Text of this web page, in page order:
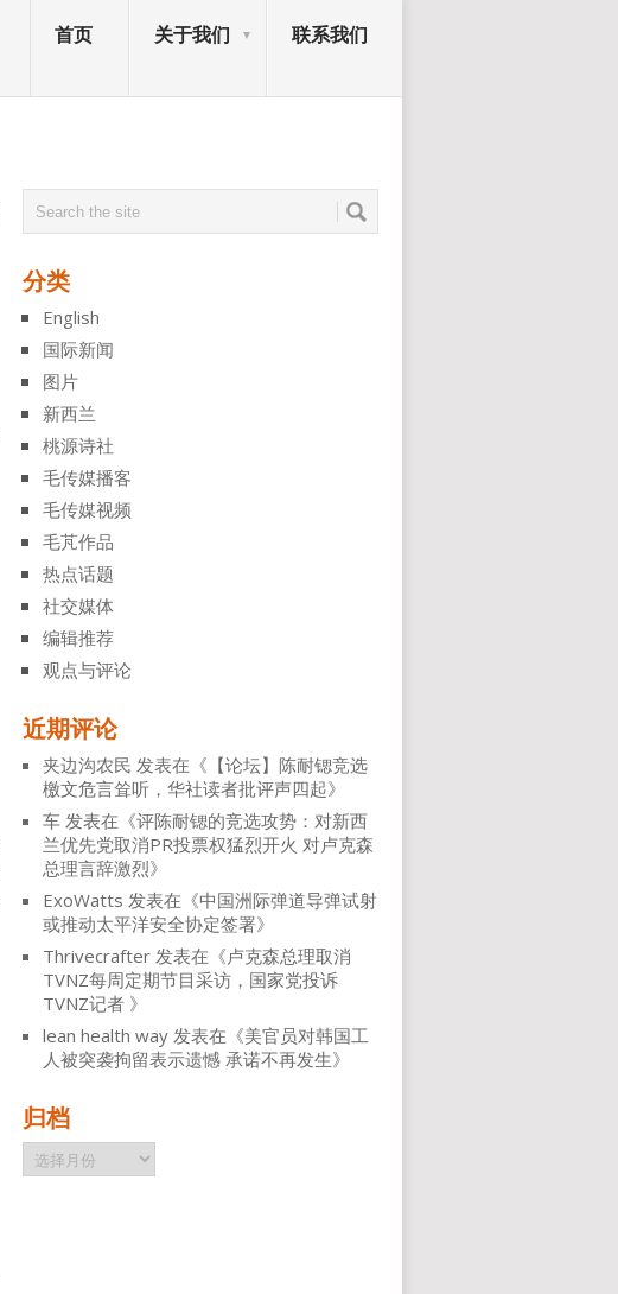
首页 关于我们 联系我们
分类
English
国际新闻
图片
新西兰
桃源诗社
毛传媒播客
毛传媒视频
毛芃作品
热点话题
社交媒体
编辑推荐
观点与评论
近期评论
夹边沟农民 发表在《 【论坛】陈耐锶竞选
檄文危言耸听，华社读者批评声四起》
车 发表在《评陈耐锶的竞选攻势：对新西
兰优先党取消PR投票权猛烈开火 对卢克森
总理言辞激烈》
ExoWatts 发表在《中国洲际弹道导弹试射
或推动太平洋安全协定签署》
Thrivecrafter 发表在《卢克森总理取消
TVNZ每周定期节目采访，国家党投诉
TVNZ记者 》
lean health way 发表在《美官员对韩国工
人被突袭拘留表示遗憾 承诺不再发生》
归档
归
档